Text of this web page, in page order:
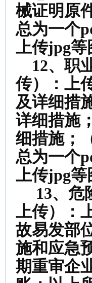
械证明原
总为一个
上传jpg等
12、职
传）： 上
及详细措
详细措施
细措施；
总为一个
上传jpg等
13、危
上传）：
故易发部
施和应急
期重审企